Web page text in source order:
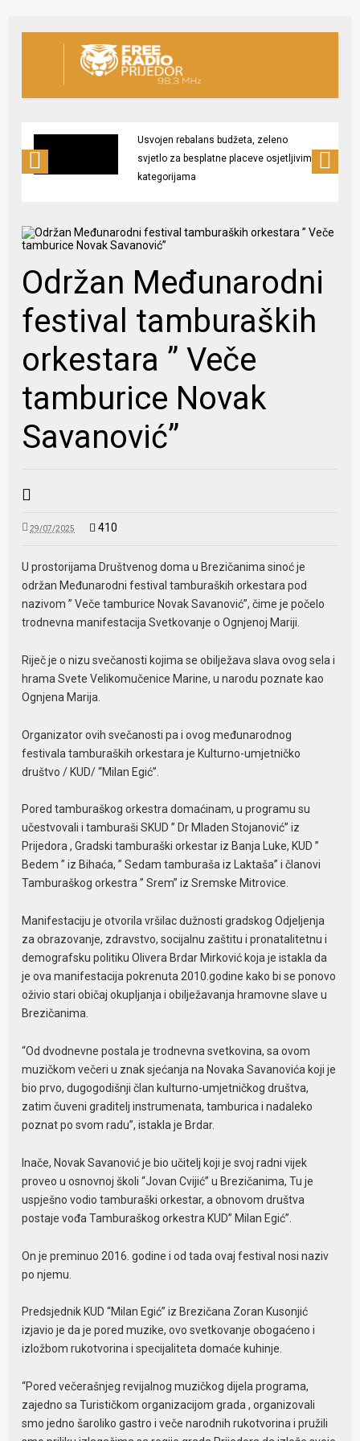
Usvojen rebalans budžeta, zeleno
svjetlo za besplatne placeve osjetljivim
kategorijama
Održan Međunarodni
festival tamburaških
orkestara ” Veče
tamburice Novak
Savanović”
29/07/2025 410
U prostorijama Društvenog doma u Brezičanima sinoć je
održan Međunarodni festival tamburaških orkestara pod
nazivom ” Veče tamburice Novak Savanović”, čime je počelo
trodnevna manifestacija Svetkovanje o Ognjenoj Mariji.
Riječ je o nizu svečanosti kojima se obilježava slava ovog sela i
hrama Svete Velikomučenice Marine, u narodu poznate kao
Ognjena Marija.
Organizator ovih svečanosti pa i ovog međunarodnog
festivala tamburaških orkestara je Kulturno-umjetničko
društvo / KUD/ “Milan Egić”.
Pored tamburaškog orkestra domaćinam, u programu su
učestvovali i tamburaši SKUD ” Dr Mladen Stojanović” iz
Prijedora , Gradski tamburaški orkestar iz Banja Luke, KUD ”
Bedem ” iz Bihaća, ” Sedam tamburaša iz Laktaša” i članovi
Tamburaškog orkestra ” Srem” iz Sremske Mitrovice.
Manifestaciju je otvorila vršilac dužnosti gradskog Odjeljenja
za obrazovanje, zdravstvo, socijalnu zaštitu i pronatalitetnu i
demografsku politiku Olivera Brdar Mirković koja je istakla da
je ova manifestacija pokrenuta 2010.godine kako bi se ponovo
oživio stari običaj okupljanja i obilježavanja hramovne slave u
Brezičanima.
“Od dvodnevne postala je trodnevna svetkovina, sa ovom
muzičkom večeri u znak sjećanja na Novaka Savanovića koji je
bio prvo, dugogodišnji član kulturno-umjetničkog društva,
zatim čuveni graditelj instrumenata, tamburica i nadaleko
poznat po svom radu”, istakla je Brdar.
Inače, Novak Savanović je bio učitelj koji je svoj radni vijek
proveo u osnovnoj školi “Jovan Cvijić” u Brezičanima, Tu je
uspješno vodio tamburaški orkestar, a obnovom društva
postaje vođa Tamburaškog orkestra KUD” Milan Egić”.
On je preminuo 2016. godine i od tada ovaj festival nosi naziv
po njemu.
Predsjednik KUD “Milan Egić” iz Brezičana Zoran Kusonjić
izjavio je da je pored muzike, ovo svetkovanje obogaćeno i
izložbom rukotvorina i specijaliteta domaće kuhinje.
“Pored večerašnjeg revijalnog muzičkog dijela programa,
zajedno sa Turističkom organizacijom grada , organizovali
smo jedno šaroliko gastro i veče narodnih rukotvorina i pružili